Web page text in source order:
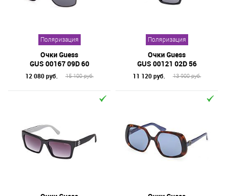
Поляризация
Очки Guess
GUS 00167 09D 60
12 080 руб. 15 100 руб.
Поляризация
Очки Guess
GUS 00121 02D 56
11 120 руб. 13 900 руб.